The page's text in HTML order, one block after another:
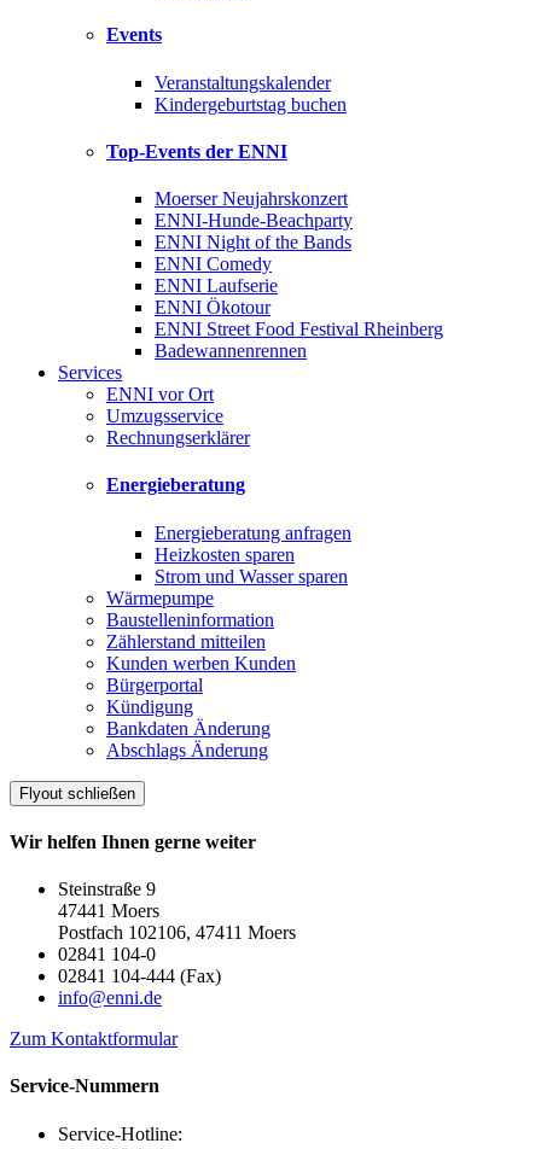
Events
Veranstaltungskalender
Kindergeburtstag buchen
Top-Events der ENNI
Moerser Neujahrskonzert
ENNI-Hunde-Beachparty
ENNI Night of the Bands
ENNI Comedy
ENNI Laufserie
ENNI Ökotour
ENNI Street Food Festival Rheinberg
Badewannenrennen
Services
ENNI vor Ort
Umzugsservice
Rechnungserklärer
Energieberatung
Energieberatung anfragen
Heizkosten sparen
Strom und Wasser sparen
Wärmepumpe
Baustelleninformation
Zählerstand mitteilen
Kunden werben Kunden
Bürgerportal
Kündigung
Bankdaten Änderung
Abschlags Änderung
Flyout schließen
Wir helfen Ihnen gerne weiter
Steinstraße 9
47441 Moers
Postfach 102106, 47411 Moers
02841 104-0
02841 104-444 (Fax)
info@enni.de
Zum Kontaktformular
Service-Nummern
Service-Hotline: